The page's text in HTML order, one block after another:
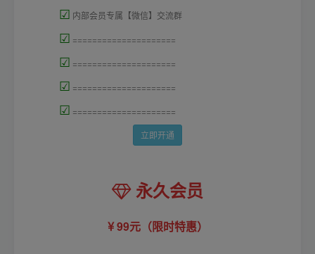
☑ 内部会员专属【微信】交流群
☑ =====================
☑ =====================
☑ =====================
☑ =====================
立即开通
永久会员
99元（限时特惠）